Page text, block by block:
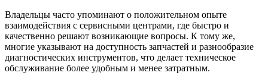
Владельцы часто упоминают о положительном опыте
взаимодействия с сервисными центрами, где быстро и
качественно решают возникающие вопросы. К тому же,
многие указывают на доступность запчастей и разнообразие
диагностических инструментов, что делает техническое
обслуживание более удобным и менее затратным.